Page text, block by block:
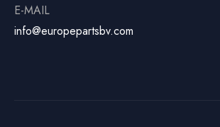
E-MAIL
info@europepartsbv.com